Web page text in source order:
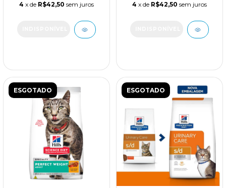
4 x de R$42,50 sem juros 4 x de R$42,50 sem juros
ESGOTADO ESGOTADO